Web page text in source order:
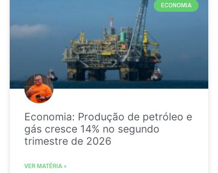
ECONOMIA
Economia: Produção de petróleo e
gás cresce 14% no segundo
trimestre de 2026
VER MATÉRIA »